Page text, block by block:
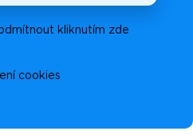
cookies
kliknutím zde